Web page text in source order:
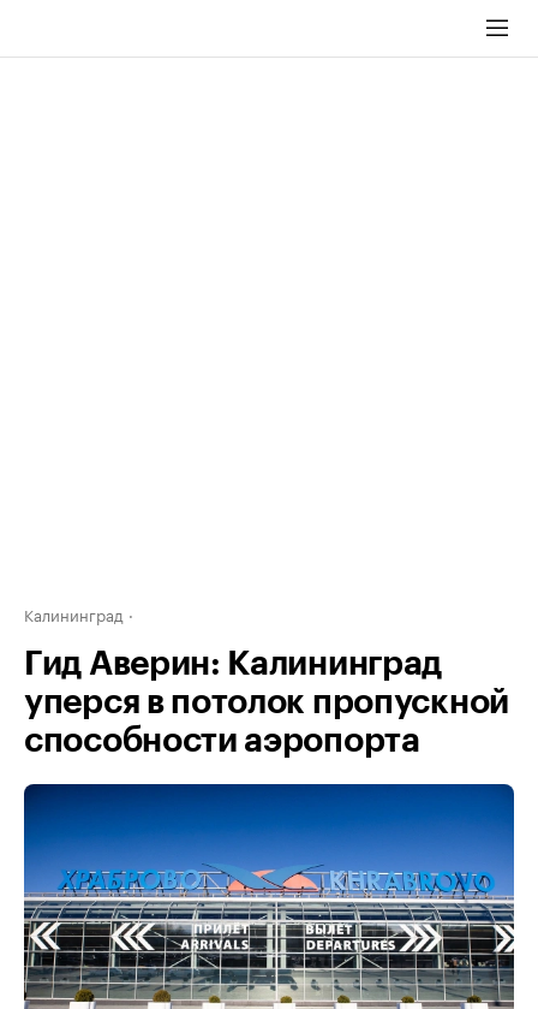
Калининград
Гид Аверин: Калининград
уперся в потолок пропускной
способности аэропорта